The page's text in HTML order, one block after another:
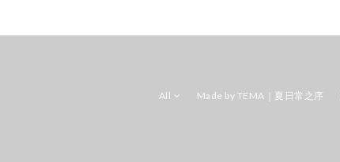
All Made by TEMA｜夏日常之序